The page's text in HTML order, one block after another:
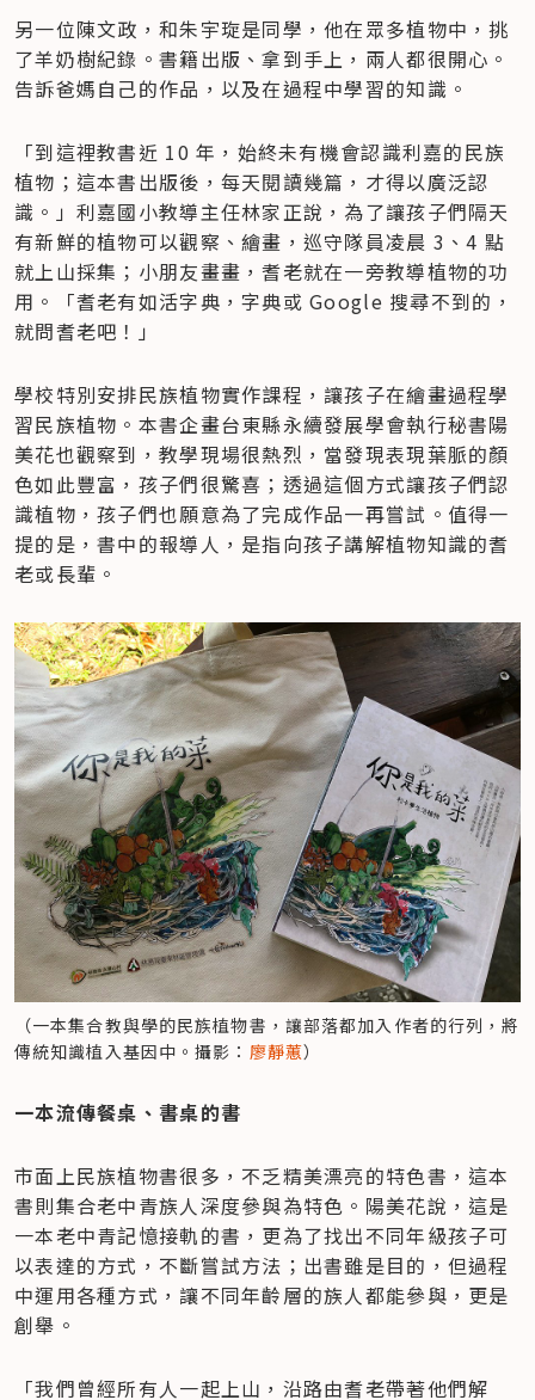
另一位陳文政，和朱宇琁是同學，他在眾多植物中，挑
了羊奶樹紀錄。書籍出版、拿到手上，兩人都很開心。
告訴爸媽自己的作品，以及在過程中學習的知識。
「到這裡教書近 10 年，始終未有機會認識利嘉的民族
植物；這本書出版後，每天閱讀幾篇，才得以廣泛認
識。」利嘉國小教導主任林家正說，為了讓孩子們隔天
有新鮮的植物可以觀察、繪畫，巡守隊員凌晨 3、4 點
就上山採集；小朋友畫畫，耆老就在一旁教導植物的功
用。「耆老有如活字典，字典或 Google 搜尋不到的，
就問耆老吧！」
學校特別安排民族植物實作課程，讓孩子在繪畫過程學
習民族植物。本書企畫台東縣永續發展學會執行秘書陽
美花也觀察到，教學現場很熱烈，當發現表現葉脈的顏
色如此豐富，孩子們很驚喜；透過這個方式讓孩子們認
識植物，孩子們也願意為了完成作品一再嘗試。值得一
提的是，書中的報導人，是指向孩子講解植物知識的耆
老或長輩。
（一本集合教與學的民族植物書，讓部落都加入作者的行列，將
傳統知識植入基因中。攝影： 廖靜蕙）
一本流傳餐桌、書桌的書
市面上民族植物書很多，不乏精美漂亮的特色書，這本
書則集合老中青族人深度參與為特色。陽美花說，這是
一本老中青記憶接軌的書，更為了找出不同年級孩子可
以表達的方式，不斷嘗試方法；出書雖是目的，但過程
中運用各種方式，讓不同年齡層的族人都能參與，更是
創舉。
「我們曾經所有人一起上山，沿路由耆老帶著他們解